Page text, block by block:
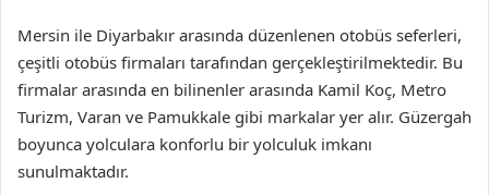
Mersin ile Diyarbakır arasında düzenlenen otobüs seferleri,
çeşitli otobüs firmaları tarafından gerçekleştirilmektedir. Bu
firmalar arasında en bilinenler arasında Kamil Koç, Metro
Turizm, Varan ve Pamukkale gibi markalar yer alır. Güzergah
boyunca yolculara konforlu bir yolculuk imkanı
sunulmaktadır.